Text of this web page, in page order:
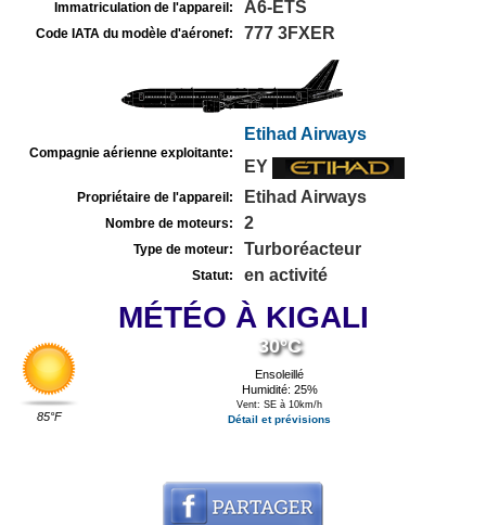
Immatriculation de l'appareil: A6-ETS
Code IATA du modèle d'aéronef: 777 3FXER
Compagnie aérienne exploitante:
Etihad Airways
EY
Propriétaire de l'appareil: Etihad Airways
Nombre de moteurs: 2
Type de moteur: Turboréacteur
Statut: en activité
MÉTÉO À KIGALI
85°F
30°C
Ensoleillé
Humidité: 25%
Vent: SE à 10km/h
Détail et prévisions